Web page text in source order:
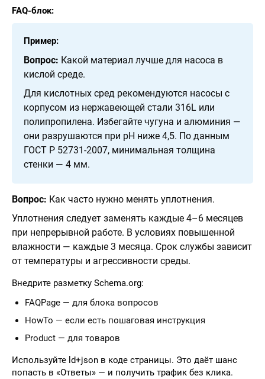
FAQ-блок:
Пример:
Вопрос: Какой материал лучше для насоса в
кислой среде.
Для кислотных сред рекомендуются насосы с
корпусом из нержавеющей стали 316L или
полипропилена. Избегайте чугуна и алюминия —
они разрушаются при pH ниже 4,5. По данным
ГОСТ Р 52731-2007, минимальная толщина
стенки — 4 мм.
Вопрос: Как часто нужно менять уплотнения.
Уплотнения следует заменять каждые 4–6 месяцев
при непрерывной работе. В условиях повышенной
влажности — каждые 3 месяца. Срок службы зависит
от температуры и агрессивности среды.
Внедрите разметку Schema.org:
FAQPage — для блока вопросов
HowTo — если есть пошаговая инструкция
Product — для товаров
Используйте ld+json в коде страницы. Это даёт шанс
попасть в «Ответы» — и получить трафик без клика.